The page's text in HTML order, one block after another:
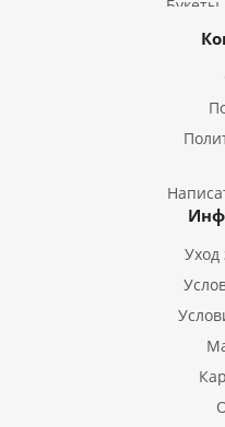
Букеты
Букеты
Уход